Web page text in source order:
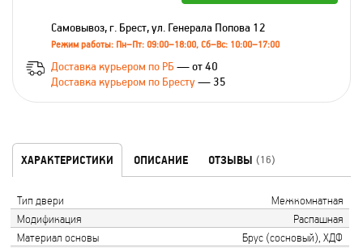
Самовывоз, г. Брест, ул. Генерала Попова 12
Режим работы: Пн–Пт: 09:00–18:00, Сб–Вс: 10:00–17:00
Доставка курьером по РБ — от 40
Доставка курьером по Бресту— 35
ХАРАКТЕРИСТИКИ ОПИСАНИЕ ОТЗЫВЫ (16)
Тип двери
Межкомнатная
Модификация
Распашная
Материал основы
Брус (сосновый), ХДФ